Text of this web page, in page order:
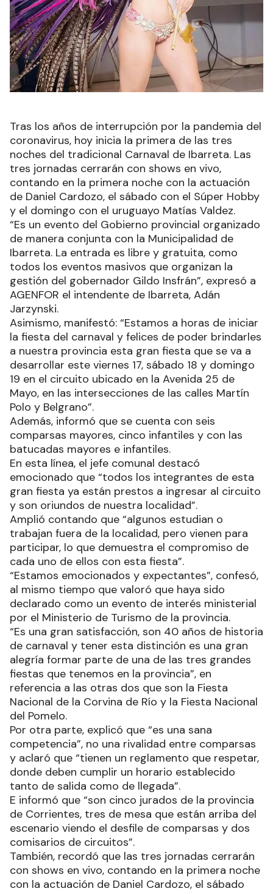
Tras los años de interrupción por la pandemia del
coronavirus, hoy inicia la primera de las tres
noches del tradicional Carnaval de Ibarreta. Las
tres jornadas cerrarán con shows en vivo,
contando en la primera noche con la actuación
de Daniel Cardozo, el sábado con el Súper Hobby
y el domingo con el uruguayo Matías Valdez.
“Es un evento del Gobierno provincial organizado
de manera conjunta con la Municipalidad de
Ibarreta. La entrada es libre y gratuita, como
todos los eventos masivos que organizan la
gestión del gobernador Gildo Insfrán”, expresó a
AGENFOR el intendente de Ibarreta, Adán
Jarzynski.
Asimismo, manifestó: “Estamos a horas de iniciar
la fiesta del carnaval y felices de poder brindarles
a nuestra provincia esta gran fiesta que se va a
desarrollar este viernes 17, sábado 18 y domingo
19 en el circuito ubicado en la Avenida 25 de
Mayo, en las intersecciones de las calles Martín
Polo y Belgrano”.
Además, informó que se cuenta con seis
comparsas mayores, cinco infantiles y con las
batucadas mayores e infantiles.
En esta línea, el jefe comunal destacó
emocionado que “todos los integrantes de esta
gran fiesta ya están prestos a ingresar al circuito
y son oriundos de nuestra localidad”.
Amplió contando que “algunos estudian o
trabajan fuera de la localidad, pero vienen para
participar, lo que demuestra el compromiso de
cada uno de ellos con esta fiesta”.
“Estamos emocionados y expectantes”, confesó,
al mismo tiempo que valoró que haya sido
declarado como un evento de interés ministerial
por el Ministerio de Turismo de la provincia.
“Es una gran satisfacción, son 40 años de historia
de carnaval y tener esta distinción es una gran
alegría formar parte de una de las tres grandes
fiestas que tenemos en la provincia”, en
referencia a las otras dos que son la Fiesta
Nacional de la Corvina de Río y la Fiesta Nacional
del Pomelo.
Por otra parte, explicó que “es una sana
competencia”, no una rivalidad entre comparsas
y aclaró que “tienen un reglamento que respetar,
donde deben cumplir un horario establecido
tanto de salida como de llegada”.
E informó que “son cinco jurados de la provincia
de Corrientes, tres de mesa que están arriba del
escenario viendo el desfile de comparsas y dos
comisarios de circuitos”.
También, recordó que las tres jornadas cerrarán
con shows en vivo, contando en la primera noche
con la actuación de Daniel Cardozo, el sábado